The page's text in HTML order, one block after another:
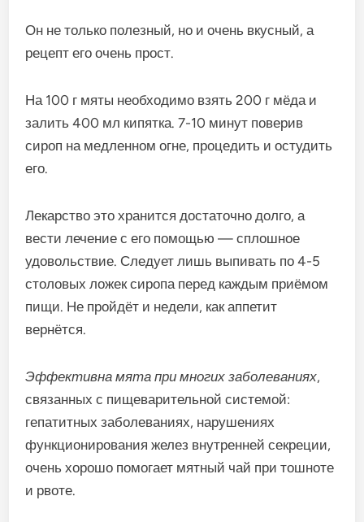
Он не только полезный, но и очень вкусный, а
рецепт его очень прост.
На 100 г мяты необходимо взять 200 г мёда и
залить 400 мл кипятка. 7-10 минут поверив
сироп на медленном огне, процедить и остудить
его.
Лекарство это хранится достаточно долго, а
вести лечение с его помощью — сплошное
удовольствие. Следует лишь выпивать по 4-5
столовых ложек сиропа перед каждым приёмом
пищи. Не пройдёт и недели, как аппетит
вернётся.
Эффективна мята при многих заболеваниях,
связанных с пищеварительной системой:
гепатитных заболеваниях, нарушениях
функционирования желез внутренней секреции,
очень хорошо помогает мятный чай при тошноте
и рвоте.